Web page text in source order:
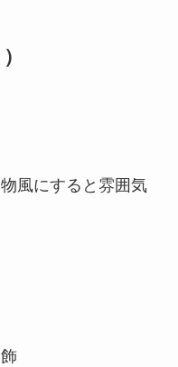
風にすると雰囲気